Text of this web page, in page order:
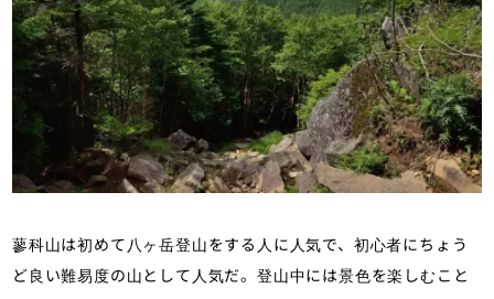
蓼科山は初めて八ヶ岳登山をする人に人気で、初心者にちょう
ど良い難易度の山として人気だ。登山中には景色を楽しむこと